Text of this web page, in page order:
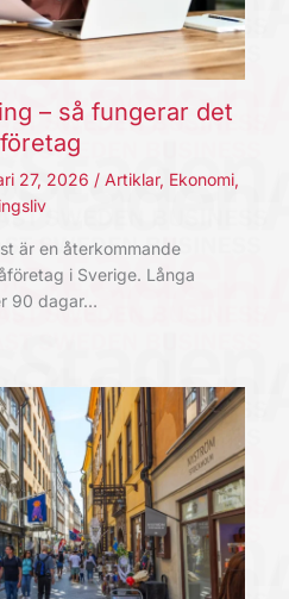
– så fungerar det
27, 2026 / Artiklar, Ekonomi,
är en återkommande
i Sverige. Långa
90 dagar…